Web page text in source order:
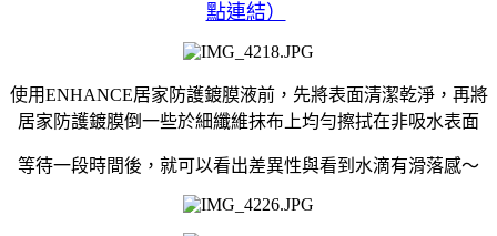
點連結）
使用ENHANCE居家防護鍍膜液前，先將表面清潔乾淨，再將
居家防護鍍膜倒一些於細纖維抹布上均勻擦拭在非吸水表面
等待一段時間後，就可以看出差異性與看到水滴有滑落感～